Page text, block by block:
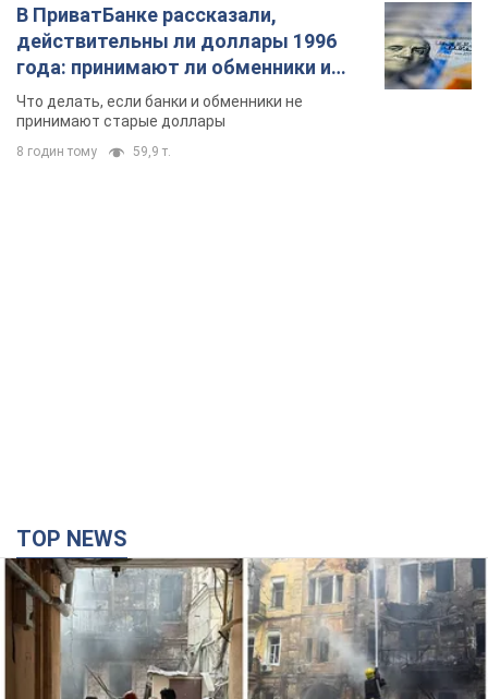
В ПриватБанке рассказали,
действительны ли доллары 1996
года: принимают ли обменники и
банки такие купюры
Что делать, если банки и обменники не
принимают старые доллары
8 годин тому 59,9 т.
TOP NEWS